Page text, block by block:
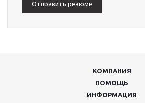
Отправить резюме
КОМПАНИЯ
ПОМОЩЬ
ИНФОРМАЦИЯ